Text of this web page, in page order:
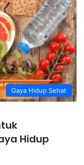
Gaya Hidup Sehat
Hidup